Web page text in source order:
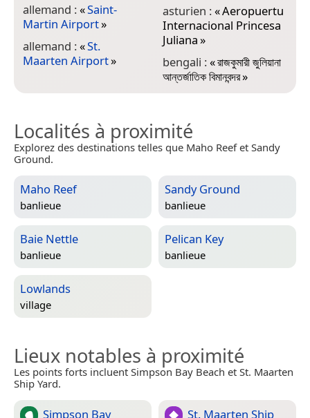
allemand :«Saint-
Martin Airport»
allemand :«St.
Maarten Airport»
asturien :«Aeropuertu
Internacional Princesa
Juliana»
bengali :«রাজকুমারী জুলিয়ানা
আন্তর্জাতিক বিমানবন্দর»
Localités à proximité
Explorez des destinations telles que Maho Reef et Sandy
Ground.
Maho Reef
banlieue
Sandy Ground
banlieue
Baie Nettle
banlieue
Pelican Key
banlieue
Lowlands
village
Lieux notables à proximité
Les points forts incluent Simpson Bay Beach et St. Maarten
Ship Yard.
Simpson Bay
St. Maarten Ship